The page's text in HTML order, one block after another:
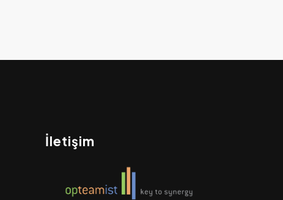
İletişim